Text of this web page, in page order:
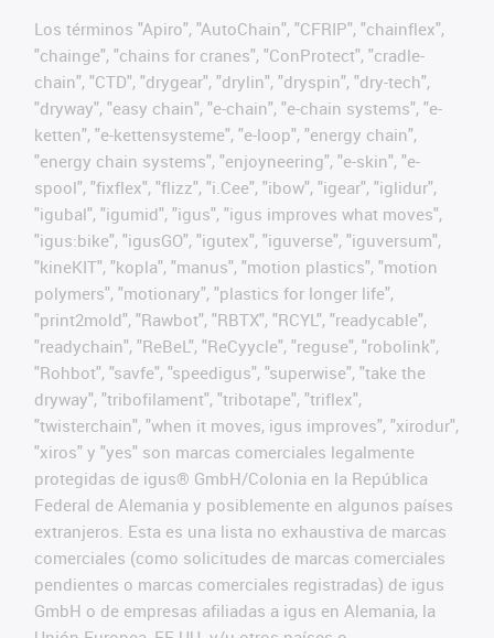
Los términos "Apiro", "AutoChain", "CFRIP", "chainflex",
"chainge", "chains for cranes", "ConProtect", "cradle-
chain", "CTD", "drygear", "drylin", "dryspin", "dry-tech",
"dryway", "easy chain", "e-chain", "e-chain systems", "e-
ketten", "e-kettensysteme", "e-loop", "energy chain",
"energy chain systems", "enjoyneering", "e-skin", "e-
spool", "fixflex", "flizz", "i.Cee", "ibow", "igear", "iglidur",
"igubal", "igumid", "igus", "igus improves what moves",
"igus:bike", "igusGO", "igutex", "iguverse", "iguversum",
"kineKIT", "kopla", "manus", "motion plastics", "motion
polymers", "motionary", "plastics for longer life",
"print2mold", "Rawbot", "RBTX", "RCYL", "readycable",
"readychain", "ReBeL", "ReCyycle", "reguse", "robolink",
"Rohbot", "savfe", "speedigus", "superwise", "take the
dryway", "tribofilament", "tribotape", "triflex",
"twisterchain", "when it moves, igus improves", "xirodur",
"xiros" y "yes" son marcas comerciales legalmente
protegidas de igus® GmbH/Colonia en la República
Federal de Alemania y posiblemente en algunos países
extranjeros. Esta es una lista no exhaustiva de marcas
comerciales (como solicitudes de marcas comerciales
pendientes o marcas comerciales registradas) de igus
GmbH o de empresas afiliadas a igus en Alemania, la